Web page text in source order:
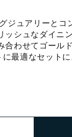
ジュアリーとコ
ッシュなダイニ
合わせてゴール
最適なセットに